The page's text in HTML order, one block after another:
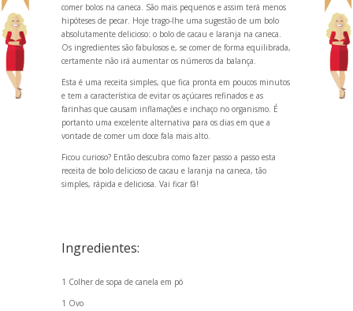
comer bolos na caneca. São mais pequenos e assim terá menos
hipóteses de pecar. Hoje trago-lhe uma sugestão de um bolo
absolutamente delicioso: o bolo de cacau e laranja na caneca.
Os ingredientes são fabulosos e, se comer de forma equilibrada,
certamente não irá aumentar os números da balança.
Esta é uma receita simples, que fica pronta em poucos minutos
e tem a característica de evitar os açúcares refinados e as
farinhas que causam inflamações e inchaço no organismo. É
portanto uma excelente alternativa para os dias em que a
vontade de comer um doce fala mais alto.
Ficou curioso? Então descubra como fazer passo a passo esta
receita de bolo delicioso de cacau e laranja na caneca, tão
simples, rápida e deliciosa. Vai ficar fã!
Ingredientes:
1 Colher de sopa de canela em pó
1 Ovo